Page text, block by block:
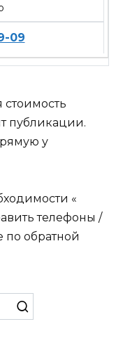
09
публикации.
у
«
телефоны /
обратной